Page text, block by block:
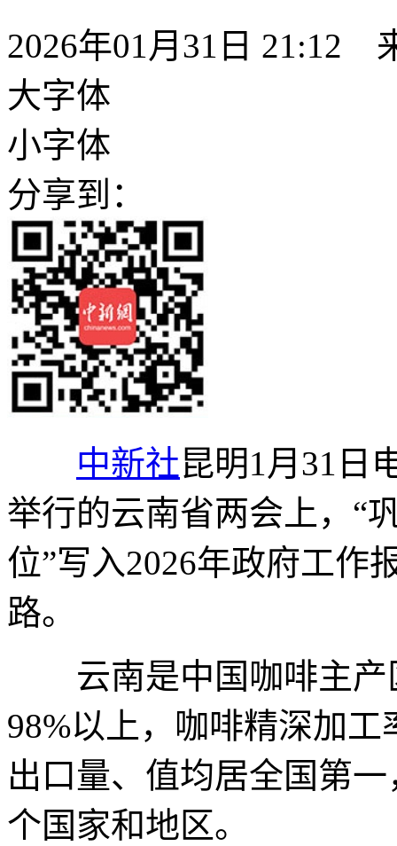
2026年01月31日 21:12
大字体
小字体
分享到：
中新社昆明1月31日
举行的云南省两会上，“
位”写入2026年政府工作
路。
云南是中国咖啡主产
98%以上，咖啡精深加工
出口量、值均居全国第
个国家和地区。